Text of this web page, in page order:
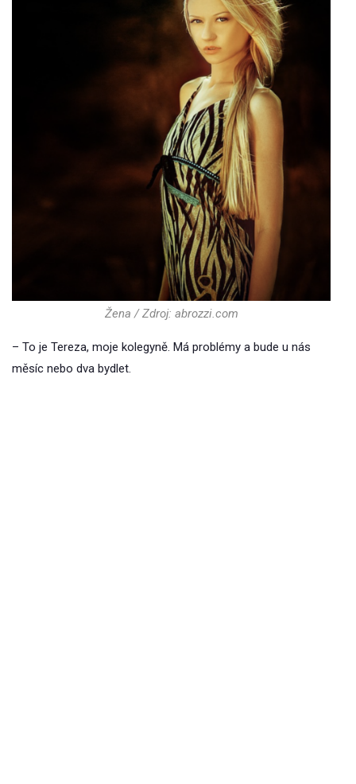
Žena / Zdroj: abrozzi.com
– To je Tereza, moje kolegyně. Má problémy a bude u nás
měsíc nebo dva bydlet.